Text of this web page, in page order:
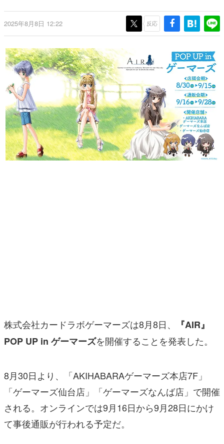
一先生によるゲーム業界レポートマンガです。
なんでゲームは面白い？
具体的な形から解き明かしていく、硬派で骨太な評論連載
です。
ゲームが変えた日本語
「経験値」「裏技」「ラスボス」… ゲームにまつわる言葉
の起源や用法の変遷を、コンピューター文化史研究家・タ
イニーP氏が徹底調査。
カテゴリ
特集記事
マンガ
2025年8月8日 12:22 反応
株式会社カードラボゲーマーズは8月8日、
『AIR』
POP UP in ゲーマーズを開催することを発表した。
8月30日より、「AKIHABARAゲーマーズ本店7F」
「ゲーマーズ仙台店」「ゲーマーズなんば店」で開催
される。オンラインでは9月16日から9月28日にかけ
て事後通販が行われる予定だ。